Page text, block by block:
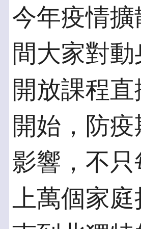
今年疫情
間大家對
開放課程
開始，防
影響，不
上萬個家